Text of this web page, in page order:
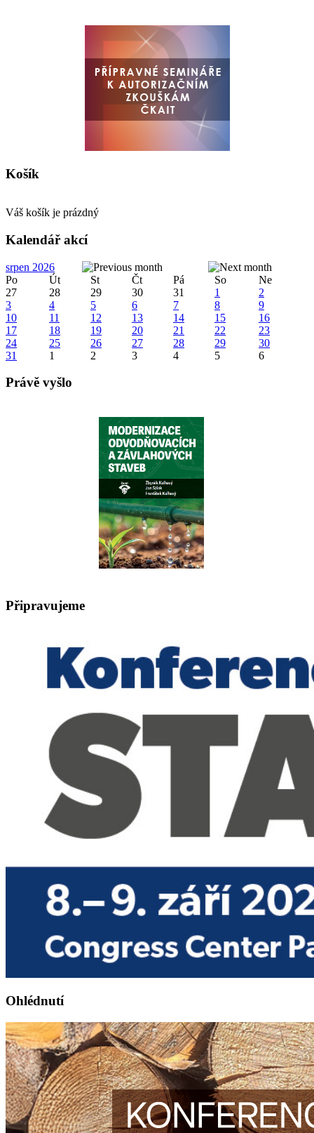
Košík
Váš košík je prázdný
Kalendář akcí
srpen 2026
Po
Út St Čt Pá So
Ne
27
28 29 30 31 1
2
3
4 5 6 7 8
9
10
11 12 13 14 15
16
17
18 19 20 21 22
23
24
25 26 27 28 29
30
31
1 2 3 4 5 6
Právě vyšlo
Připravujeme
Ohlédnutí